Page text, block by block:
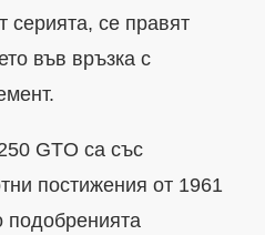
серията, се правят
във връзка с
GTO са със
постижения от 1961
подобренията